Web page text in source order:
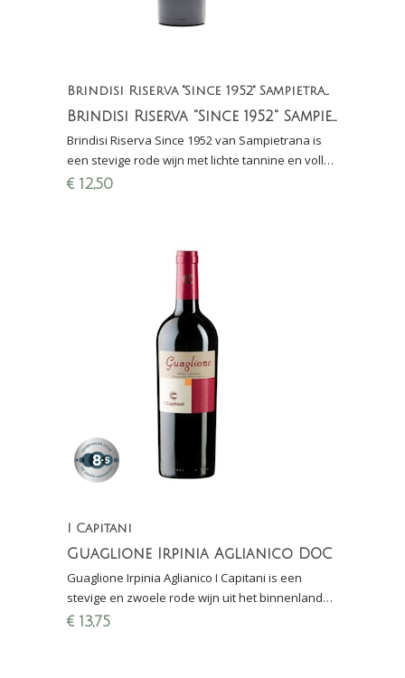
Brindisi Riserva "Since 1952" Sampietrana
Brindisi Riserva "Since 1952" Sampietrana
Brindisi Riserva Since 1952 van Sampietrana is
een stevige rode wijn met lichte tannine en volle
smaak. Aroma's van leer, bosvruchten en subtiel
€ 12,50
I Capitani
Guaglione Irpinia Aglianico DOC
Guaglione Irpinia Aglianico I Capitani is een
stevige en zwoele rode wijn uit het binnenland
van Campania - 8,5 in Grote Hamerma 2016
€ 13,75